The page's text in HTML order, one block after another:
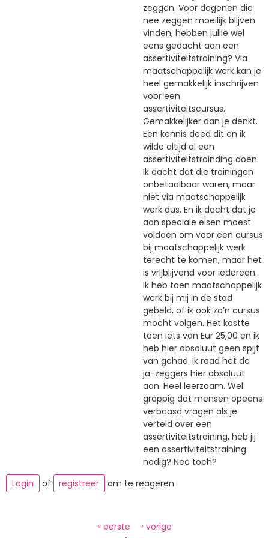
zeggen. Voor degenen die
nee zeggen moeilijk blijven
vinden, hebben jullie wel
eens gedacht aan een
assertiviteitstraining? Via
maatschappelijk werk kan je
heel gemakkelijk inschrijven
voor een
assertiviteitscursus.
Gemakkelijker dan je denkt.
Een kennis deed dit en ik
wilde altijd al een
assertiviteitstrainding doen.
Ik dacht dat die trainingen
onbetaalbaar waren, maar
niet via maatschappelijk
werk dus. En ik dacht dat je
aan speciale eisen moest
voldoen om voor een cursus
bij maatschappelijk werk
terecht te komen, maar het
is vrijblijvend voor iedereen.
Ik heb toen maatschappelijk
werk bij mij in de stad
gebeld, of ik ook zo’n cursus
mocht volgen. Het kostte
toen iets van Eur 25,00 en ik
heb hier absoluut geen spijt
van gehad. Ik raad het de
ja-zeggers hier absoluut
aan. Heel leerzaam. Wel
grappig dat mensen opeens
verbaasd vragen als je
verteld over een
assertiviteitstraining, heb jij
een assertiviteitstraining
nodig? Nee toch?
Login
of registreer om te reageren
Eerste
« eerste
Vorige
‹ vorige